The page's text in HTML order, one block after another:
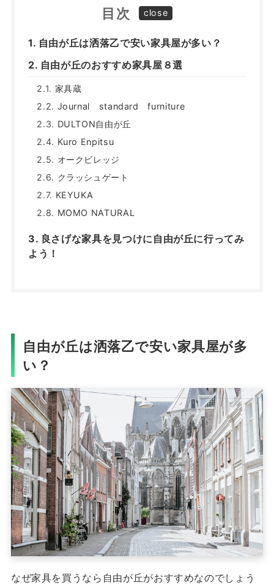
目次
自由が丘は洒落乙で安い家具屋が多い？
自由が丘のおすすめ家具屋８選
家具蔵
Journal standard furniture
DULTON自由が丘
Kuro Enpitsu
オークビレッジ
クラッシュゲート
KEYUKA
MOMO NATURAL
良さげな家具を見つけに自由が丘に行ってみ
よう！
自由が丘は洒落乙で安い家具屋が多
い？
なぜ家具を買うなら自由が丘がおすすめなのでしょう